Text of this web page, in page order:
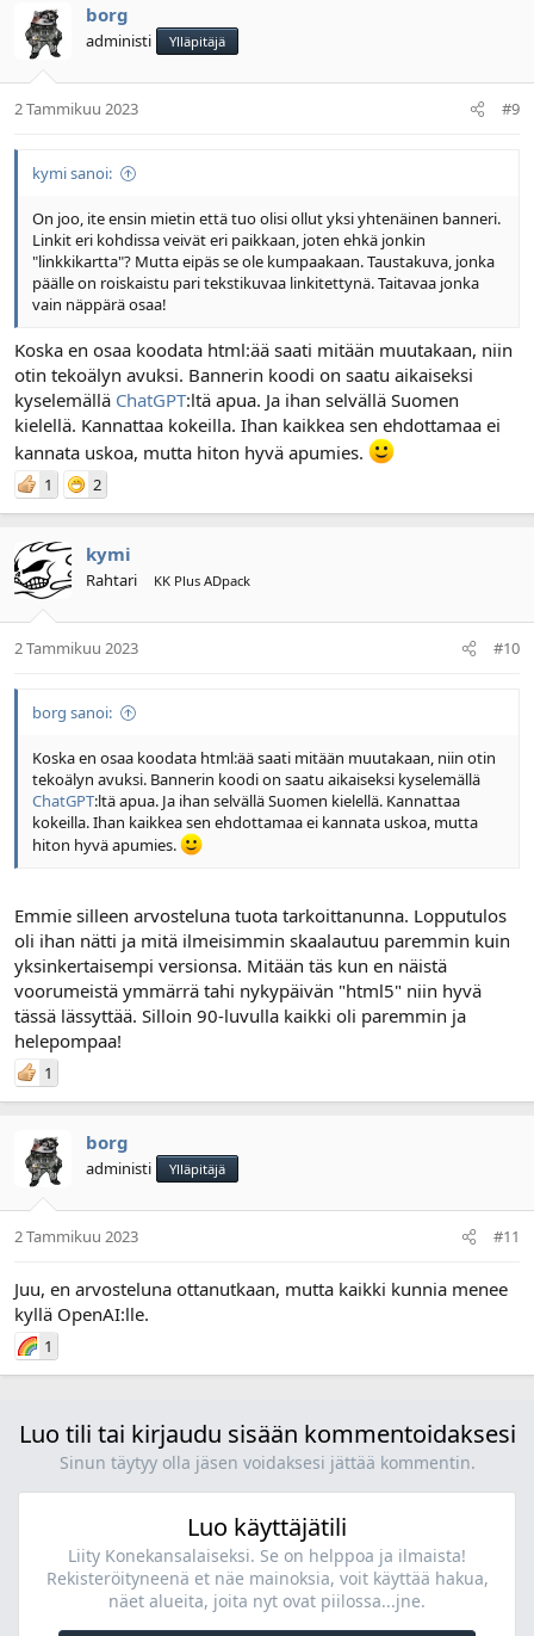
borg
administi Ylläpitäjä
2 Tammikuu 2023 #9
kymi sanoi:
On joo, ite ensin mietin että tuo olisi ollut yksi yhtenäinen banneri.
Linkit eri kohdissa veivät eri paikkaan, joten ehkä jonkin
"linkkikartta"? Mutta eipäs se ole kumpaakaan. Taustakuva, jonka
päälle on roiskaistu pari tekstikuvaa linkitettynä. Taitavaa jonka
vain näppärä osaa!
Koska en osaa koodata html:ää saati mitään muutakaan, niin
otin tekoälyn avuksi. Bannerin koodi on saatu aikaiseksi
kyselemällä ChatGPT:ltä apua. Ja ihan selvällä Suomen
kielellä. Kannattaa kokeilla. Ihan kaikkea sen ehdottamaa ei
kannata uskoa, mutta hiton hyvä apumies.
1 2
kymi
Rahtari KK Plus ADpack
2 Tammikuu 2023 #10
borg sanoi:
Koska en osaa koodata html:ää saati mitään muutakaan, niin otin
tekoälyn avuksi. Bannerin koodi on saatu aikaiseksi kyselemällä
ChatGPT:ltä apua. Ja ihan selvällä Suomen kielellä. Kannattaa
kokeilla. Ihan kaikkea sen ehdottamaa ei kannata uskoa, mutta
hiton hyvä apumies.
Emmie silleen arvosteluna tuota tarkoittanunna. Lopputulos
oli ihan nätti ja mitä ilmeisimmin skaalautuu paremmin kuin
yksinkertaisempi versionsa. Mitään täs kun en näistä
voorumeistä ymmärrä tahi nykypäivän "html5" niin hyvä
tässä lässyttää. Silloin 90-luvulla kaikki oli paremmin ja
helepompaa!
1
borg
administi Ylläpitäjä
2 Tammikuu 2023 #11
Juu, en arvosteluna ottanutkaan, mutta kaikki kunnia menee
kyllä OpenAI:lle.
1
Luo tili tai kirjaudu sisään kommentoidaksesi
Sinun täytyy olla jäsen voidaksesi jättää kommentin.
Luo käyttäjätili
Liity Konekansalaiseksi. Se on helppoa ja ilmaista!
Rekisteröityneenä et näe mainoksia, voit käyttää hakua,
näet alueita, joita nyt ovat piilossa...jne.